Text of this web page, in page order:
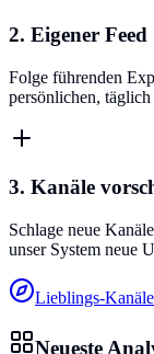
2. Eigener Feed
Folge führenden
persönlichen,
3. Kanäle
Schlage neue
unser System neue
Lieblings-
Neueste